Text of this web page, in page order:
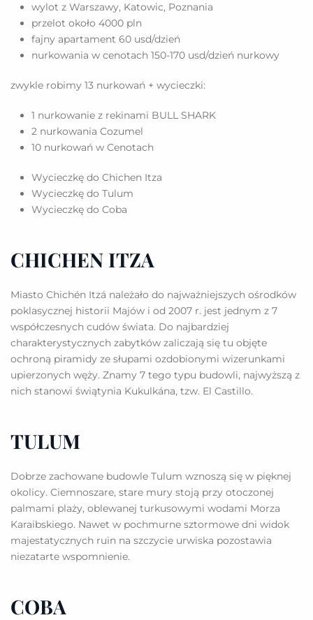
wylot z Warszawy, Katowic, Poznania
przelot około 4000 pln
fajny apartament 60 usd/dzień
nurkowania w cenotach 150-170 usd/dzień nurkowy
zwykle robimy 13 nurkowań + wycieczki:
1 nurkowanie z rekinami BULL SHARK
2 nurkowania Cozumel
10 nurkowań w Cenotach
Wycieczkę do Chichen Itza
Wycieczkę do Tulum
Wycieczkę do Coba
CHICHEN ITZA
Miasto Chichén Itzá należało do najważniejszych ośrodków
poklasycznej historii Majów i od 2007 r. jest jednym z 7
współczesnych cudów świata. Do najbardziej
charakterystycznych zabytków zaliczają się tu objęte
ochroną piramidy ze słupami ozdobionymi wizerunkami
upierzonych węży. Znamy 7 tego typu budowli, najwyższą z
nich stanowi świątynia Kukulkána, tzw. El Castillo.
TULUM
Dobrze zachowane budowle Tulum wznoszą się w pięknej
okolicy. Ciemnoszare, stare mury stoją przy otoczonej
palmami plaży, oblewanej turkusowymi wodami Morza
Karaibskiego. Nawet w pochmurne sztormowe dni widok
majestatycznych ruin na szczycie urwiska pozostawia
niezatarte wspomnienie.
COBA